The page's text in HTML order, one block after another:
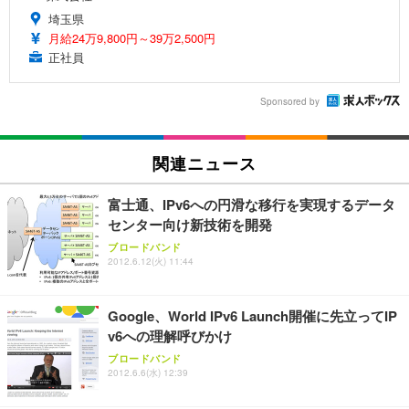
埼玉県
月給24万9,800円～39万2,500円
正社員
Sponsored by
関連ニュース
富士通、IPv6への円滑な移行を実現するデータ
センター向け新技術を開発
ブロードバンド
2012.6.12(火) 11:44
Google、World IPv6 Launch開催に先立ってIP
v6への理解呼びかけ
ブロードバンド
2012.6.6(水) 12:39